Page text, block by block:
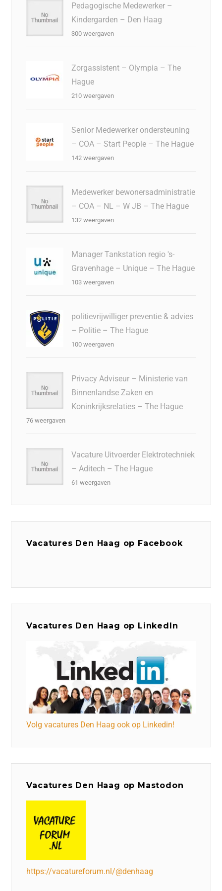
Pedagogische Medewerker –
Kindergarden – Den Haag
300 weergaven
Zorgassistent – Olympia – The
Hague
210 weergaven
Senior Medewerker ondersteuning
– COA – Start People – The Hague
142 weergaven
Medewerker bewonersadministratie
– COA – NL – W JB – The Hague
132 weergaven
Manager Tankstation regio 's-
Gravenhage – Unique – The Hague
103 weergaven
politievrijwilliger preventie & advies
– Politie – The Hague
100 weergaven
Privacy Adviseur – Ministerie van
Binnenlandse Zaken en
Koninkrijksrelaties – The Hague
76 weergaven
Vacature Uitvoerder Elektrotechniek
– Aditech – The Hague
61 weergaven
Vacatures Den Haag op Facebook
Vacatures Den Haag op LinkedIn
Volg vacatures Den Haag ook op Linkedin!
Vacatures Den Haag op Mastodon
https://vacatureforum.nl/@denhaag